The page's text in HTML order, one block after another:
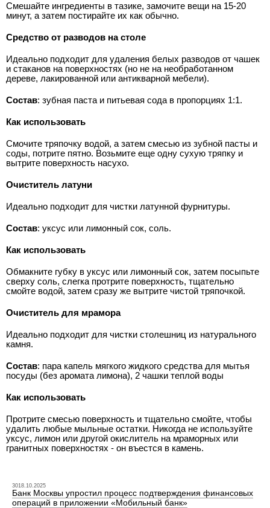
Смешайте ингредиенты в тазике, замочите вещи на 15-20
минут, а затем постирайте их как обычно.
Средство от разводов на столе
Идеально подходит для удаления белых разводов от чашек
и стаканов на поверхностях (но не на необработанном
дереве, лакированной или антикварной мебели).
Состав: зубная паста и питьевая сода в пропорциях 1:1.
Как использовать
Смочите тряпочку водой, а затем смесью из зубной пасты и
соды, потрите пятно. Возьмите еще одну сухую тряпку и
вытрите поверхность насухо.
Очиститель латуни
Идеально подходит для чистки латунной фурнитуры.
Состав: уксус или лимонный сок, соль.
Как использовать
Обмакните губку в уксус или лимонный сок, затем посыпьте
сверху соль, слегка протрите поверхность, тщательно
смойте водой, затем сразу же вытрите чистой тряпочкой.
Очиститель для мрамора
Идеально подходит для чистки столешниц из натурального
камня.
Состав: пара капель мягкого жидкого средства для мытья
посуды (без аромата лимона), 2 чашки теплой воды
Как использовать
Протрите смесью поверхность и тщательно смойте, чтобы
удалить любые мыльные остатки. Никогда не используйте
уксус, лимон или другой окислитель на мраморных или
гранитных поверхностях - он въестся в камень.
3018.10.2025
Банк Москвы упростил процесс подтверждения финансовых
операций в приложении «Мобильный банк»